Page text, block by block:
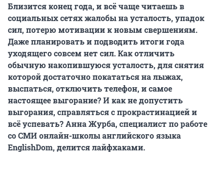
Близится конец года, и всё чаще читаешь в
социальных сетях жалобы на усталость, упадок
сил, потерю мотивации к новым свершениям.
Даже планировать и подводить итоги года
уходящего совсем нет сил. Как отличить
обычную накопившуюся усталость, для снятия
которой достаточно покататься на лыжах,
выспаться, отключить телефон, и самое
настоящее выгорание? И как не допустить
выгорания, справляться с прокрастинацией и
всё успевать? Анна Журба, специалист по работе
со СМИ онлайн-школы английского языка
EnglishDom, делится лайфхаками.